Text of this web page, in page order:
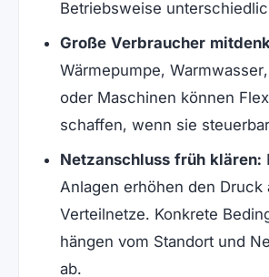
Betriebsweise
Große Verbraucher
Wärmepumpe,
oder Maschinen können
schaffen, wenn sie
Netzanschluss früh klären:
Anlagen erhöhen den Druck
Verteilnetze. Konkrete
hängen vom Standort und
ab.